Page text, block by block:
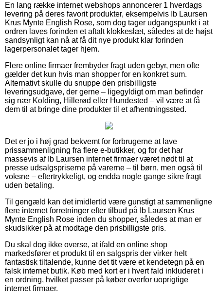
En lang række internet webshops annoncerer 1 hverdags
levering på deres favorit produkter, eksempelvis Ib Laursen
Krus Mynte English Rose, som dog tager udgangspunkt i at
ordren laves forinden et aftalt klokkeslæt, således at de højst
sandsynligt kan nå at få dit nye produkt klar forinden
lagerpersonalet tager hjem.
Flere online firmaer frembyder fragt uden gebyr, men ofte
gælder det kun hvis man shopper for en konkret sum.
Alternativt skulle du snuppe den prisbilligste
leveringsudgave, der gerne – ligegyldigt om man befinder
sig nær Kolding, Hillerød eller Hundested – vil være at få
dem til at bringe dine produkter til et afhentningssted.
Det er jo i høj grad bekvemt for forbrugerne at lave
prissammenligning fra flere e-butikker, og for det har
massevis af Ib Laursen internet firmaer været nødt til at
presse udsalgspriserne på varerne – til børn, men også til
voksne – eftertrykkeligt, og endda nogle gange sikre fragt
uden betaling.
Til gengæld kan det imidlertid være gunstigt at sammenligne
flere internet forretninger efter tilbud på Ib Laursen Krus
Mynte English Rose inden du shopper, således at man er
skudsikker på at modtage den prisbilligste pris.
Du skal dog ikke overse, at ifald en online shop
markedsfører et produkt til en salgspris der virker helt
fantastisk tiltalende, kunne det tit være et kendetegn på en
falsk internet butik. Køb med kort er i hvert fald inkluderet i
en ordning, hvilket passer på køber overfor uoprigtige
internet firmaer.